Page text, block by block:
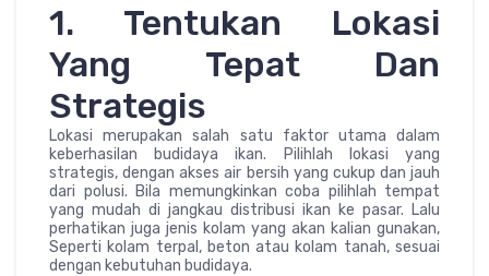
1. Tentukan Lokasi
Yang Tepat Dan
Strategis
Lokasi merupakan salah satu faktor utama dalam
keberhasilan budidaya ikan. Pilihlah lokasi yang
strategis, dengan akses air bersih yang cukup dan jauh
dari polusi. Bila memungkinkan coba pilihlah tempat
yang mudah di jangkau distribusi ikan ke pasar. Lalu
perhatikan juga jenis kolam yang akan kalian gunakan,
Seperti kolam terpal, beton atau kolam tanah, sesuai
dengan kebutuhan budidaya.